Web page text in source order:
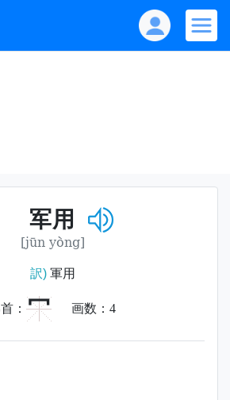
军用
[jūn yòng]
訳)軍用
： 冖 画数： 4